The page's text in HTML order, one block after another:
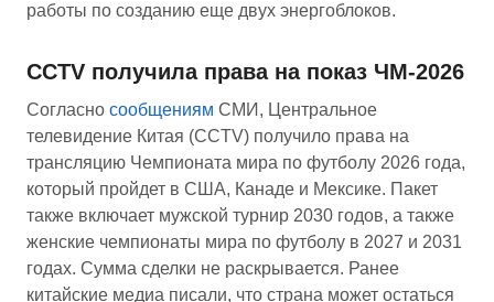
работы по созданию еще двух энергоблоков.
CCTV получила права на показ ЧМ-2026
Согласно сообщениям СМИ, Центральное
телевидение Китая (CCTV) получило права на
трансляцию Чемпионата мира по футболу 2026 года,
который пройдет в США, Канаде и Мексике. Пакет
также включает мужской турнир 2030 годов, а также
женские чемпионаты мира по футболу в 2027 и 2031
годах. Сумма сделки не раскрывается. Ранее
китайские медиа писали, что страна может остаться